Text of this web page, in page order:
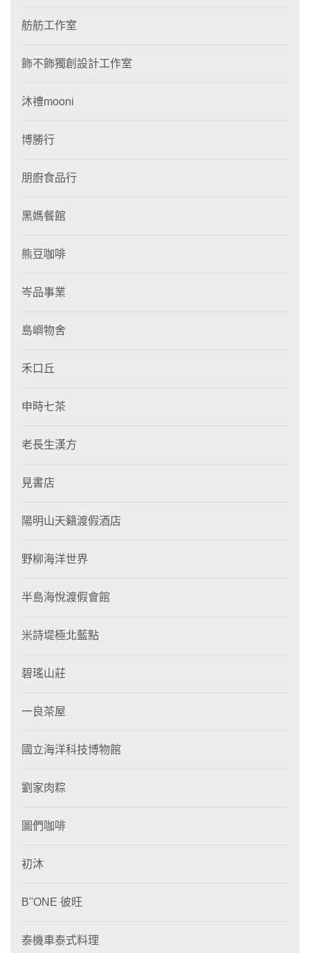
舫舫工作室
飾不飾獨創設計工作室
沐禮mooni
博勝行
朋廚食品行
黑媽餐館
熊豆咖啡
岑品事業
島嶼物舍
禾口丘
申時七茶
老長生漢方
見書店
陽明山天籟渡假酒店
野柳海洋世界
半島海悅渡假會館
米詩堤極北藍點
碧瑤山莊
一良茶屋
國立海洋科技博物館
劉家肉粽
圖們咖啡
初沐
B''ONE 彼旺
泰機車泰式料理